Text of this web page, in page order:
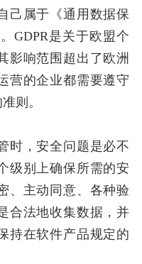
己属于《通用数据保
GDPR是关于欧盟个
影响范围超出了欧洲
营的企业都需要遵守
则。
时，安全问题是必不
级别上确保所需的安
、主动同意、各种验
合法地收集数据，并
持在软件产品规定的